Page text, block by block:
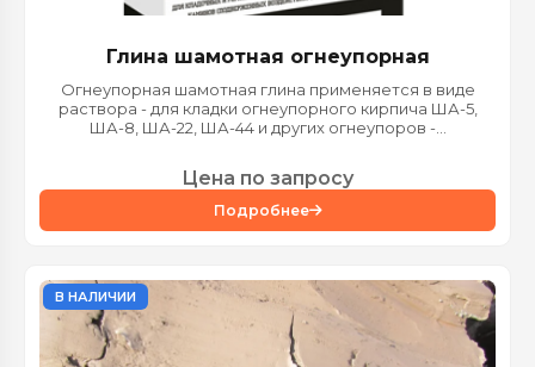
Глина шамотная огнеупорная
Огнеупорная шамотная глина применяется в виде
раствора - для кладки огнеупорного кирпича ША-5,
ША-8, ША-22, ША-44 и других огнеупоров -...
Подробнее
Цена по запросу
В НАЛИЧИИ